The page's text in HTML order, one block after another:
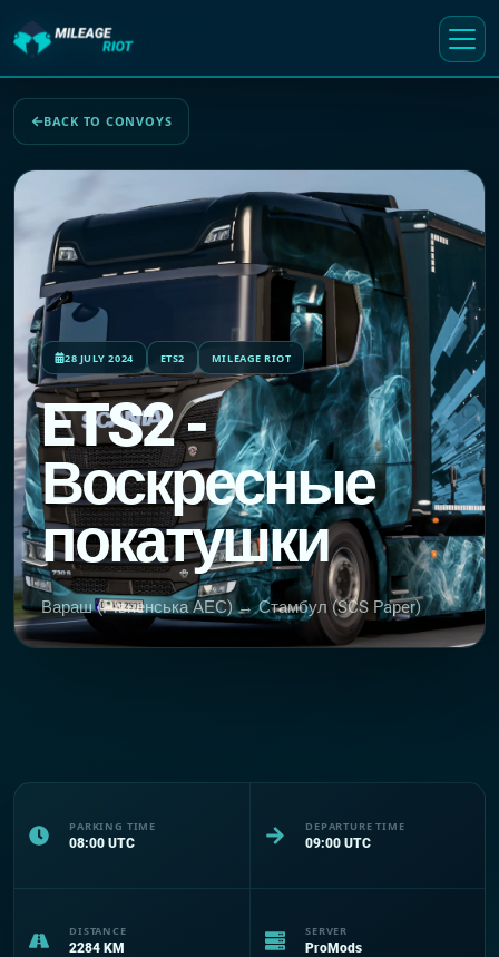
BACK TO CONVOYS
28 JULY 2024 ETS2 MILEAGE RIOT
ETS2 -
Воскресные
покатушки
Вараш (Рiвненська АЕС) → Стамбул (SCS Paper)
PARKING TIME
08:00 UTC
DEPARTURE TIME
09:00 UTC
DISTANCE
2284 KM
SERVER
ProMods